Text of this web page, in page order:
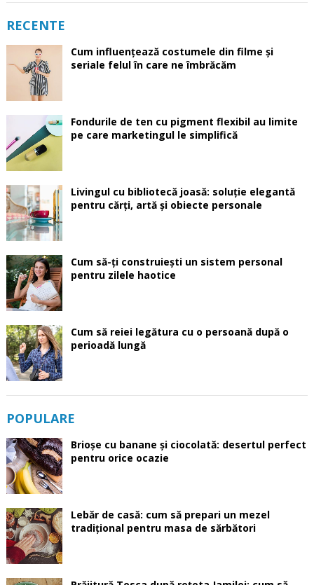
RECENTE
Cum influențează costumele din filme și
seriale felul în care ne îmbrăcăm
Fondurile de ten cu pigment flexibil au limite
pe care marketingul le simplifică
Livingul cu bibliotecă joasă: soluție elegantă
pentru cărți, artă și obiecte personale
Cum să-ți construiești un sistem personal
pentru zilele haotice
Cum să reiei legătura cu o persoană după o
perioadă lungă
POPULARE
Brioșe cu banane și ciocolată: desertul perfect
pentru orice ocazie
Lebăr de casă: cum să prepari un mezel
tradițional pentru masa de sărbători